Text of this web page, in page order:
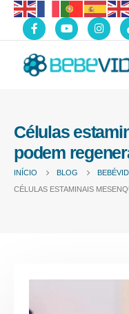
Células
podem
INÍCIO BLOG
CÉLULAS ESTAMINAIS